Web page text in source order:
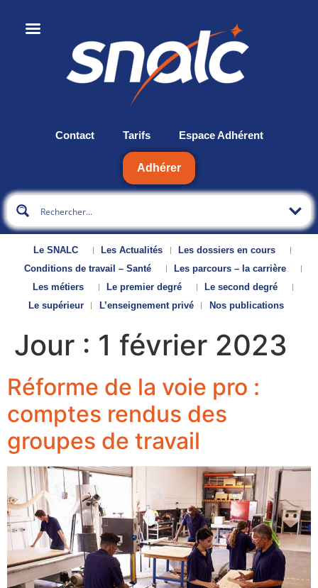
Contact Tarifs Espace Adhérent
Adhérer
Le SNALC Les Actualités
Les dossiers en cours
Conditions de travail – Santé
Les parcours – la carrière
Les métiers
Le premier degré
Le second degré
Le supérieur
L’enseignement privé Nos publications
Jour : 1 février 2023
Réforme de la voie pro :
comptes rendus des
groupes de travail